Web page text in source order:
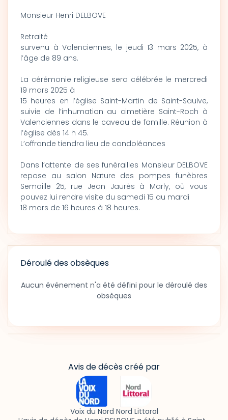
Monsieur Henri DELBOVE
Retraité
survenu à Valenciennes, le jeudi 13 mars 2025, à
l’âge de 89 ans.
La cérémonie religieuse sera célébrée le mercredi
19 mars 2025 à
15 heures en l’église Saint-Martin de Saint-Saulve,
suivie de l’inhumation au cimetière Saint-Roch à
Valenciennes dans le caveau de famille. Réunion à
l’église dès 14 h 45.
L’offrande tiendra lieu de condoléances
Dans l’attente de ses funérailles Monsieur DELBOVE
repose au salon Nature des pompes funèbres
Semaille 25, rue Jean Jaurès à Marly, où vous
pouvez lui rendre visite du samedi 15 au mardi
18 mars de 16 heures à 18 heures.
Déroulé des obsèques
Aucun événement n'a été défini pour le déroulé des
obsèques
Avis de décès créé par
Voix du Nord Nord Littoral